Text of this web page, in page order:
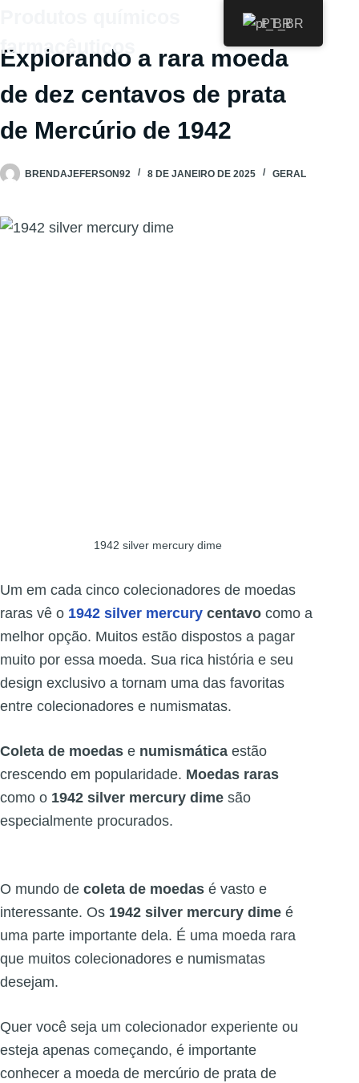
ofarmacêuticos
Explorando a rara moeda
de dez centavos de prata
de Mercúrio de 1942
BRENDAJEFERSON92 8 DE JANEIRO DE 2025 GERAL
1942 silver mercury dime
Um em cada cinco colecionadores de moedas
raras vê o 1942 silver mercury centavo como a
melhor opção. Muitos estão dispostos a pagar
muito por essa moeda. Sua rica história e seu
design exclusivo a tornam uma das favoritas
entre colecionadores e numismatas.
Coleta de moedas e numismática estão
crescendo em popularidade. Moedas raras
como o 1942 silver mercury dime são
especialmente procurados.
O mundo de coleta de moedas é vasto e
interessante. Os 1942 silver mercury dime é
uma parte importante dela. É uma moeda rara
que muitos colecionadores e numismatas
desejam.
Quer você seja um colecionador experiente ou
esteja apenas começando, é importante
conhecer a moeda de mercúrio de prata de
PT_BR